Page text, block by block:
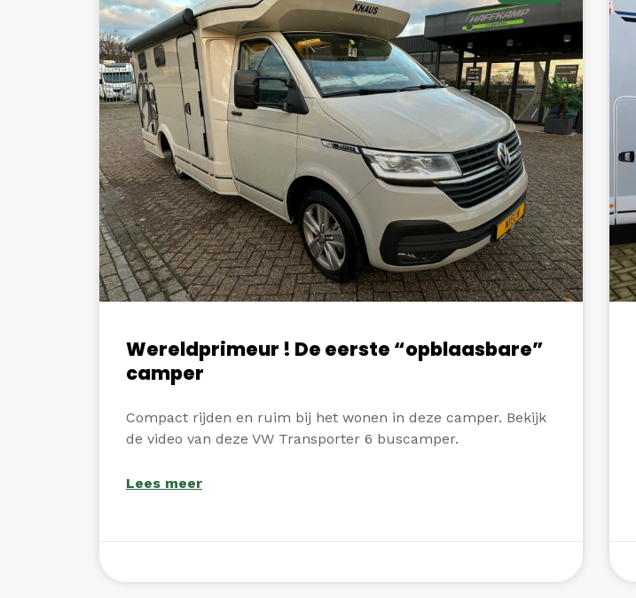
Wereldprimeur ! De eerste “opblaasbare”
camper
Compact rijden en ruim bij het wonen in deze camper. Bekijk
de video van deze VW Transporter 6 buscamper.
Lees meer